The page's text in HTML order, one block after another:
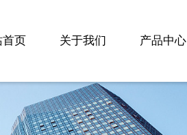
首页 关于我们 产品中心